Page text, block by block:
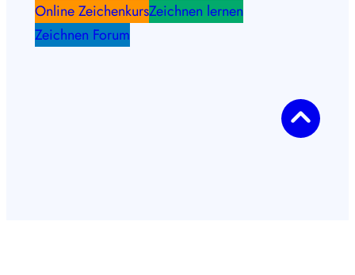
Online ZeichenkursZeichnen lernen
Zeichnen Forum